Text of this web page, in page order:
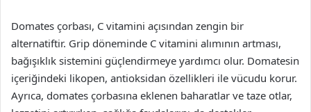
Domates çorbası, C vitamini açısından zengin bir
alternatiftir. Grip döneminde C vitamini alımının artması,
bağışıklık sistemini güçlendirmeye yardımcı olur. Domatesin
içeriğindeki likopen, antioksidan özellikleri ile vücudu korur.
Ayrıca, domates çorbasına eklenen baharatlar ve taze otlar,